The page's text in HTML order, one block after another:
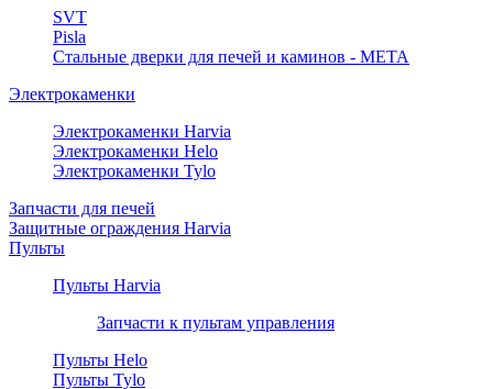
SVT
Pisla
Стальные дверки для печей и каминов - META
Электрокаменки
Электрокаменки Harvia
Электрокаменки Helo
Электрокаменки Tylo
Запчасти для печей
Защитные ограждения Harvia
Пульты
Пульты Harvia
Запчасти к пультам управления
Пульты Helo
Пульты Tylo